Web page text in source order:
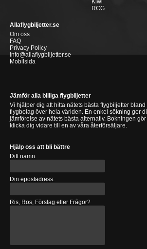
Kiwi
RCG
Allaflygbiljetter.se
Om oss
FAQ
Privacy Policy
info@allaflygbiljetter.se
Mobilsida
Jämför alla billiga flygbiljetter
Vi hjälper dig att hitta nätets bästa flygbiljetter
flygbolag över hela världen. En enkel sökning ger
jämförelse av nätets bästa alternativ. Bokningen
klicka dig vidare till en av våra återförsäljare.
Hjälp oss att bli bättre
Ditt namn:
Din epostadress:
Ris, Ros, Förslag eller Frågor?